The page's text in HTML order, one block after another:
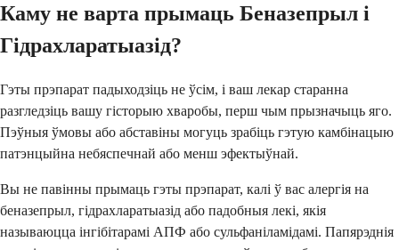
Каму не варта прымаць Беназепрыл і
Гідрахларатыазід?
Гэты прэпарат падыходзіць не ўсім, і ваш лекар старанна
разгледзіць вашу гісторыю хваробы, перш чым прызначыць яго.
Пэўныя ўмовы або абставіны могуць зрабіць гэтую камбінацыю
патэнцыйна небяспечнай або менш эфектыўнай.
Вы не павінны прымаць гэты прэпарат, калі ў вас алергія на
беназепрыл, гідрахларатыазід або падобныя лекі, якія
называюцца інгібітарамі АПФ або сульфаніламідамі. Папярэднія